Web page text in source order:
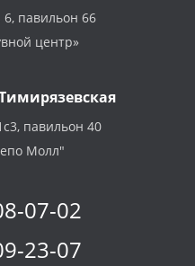
павильон 66
центр»
павильон 40
Молл"
07-02
23-07